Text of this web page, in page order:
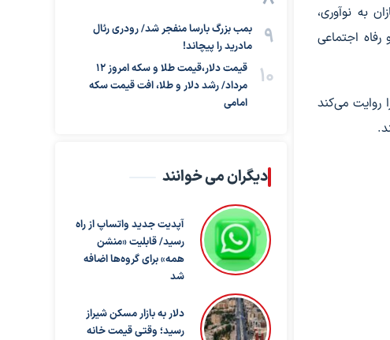
به نوآوری،
اجتماعی
روایت می‌کند
بمب بزرگ بارسا منفجر شد/ رودری رئال
مادرید را پیچاند!
قیمت دلار،قیمت طلا و سکه امروز ۱۲
مرداد/ رشد دلار و طلا، افت قیمت سکه
امامی
دیگران می خوانند
آپدیت جدید واتساپ از راه
رسید/ قابلیت «منشن
همه» برای گروه‌ها اضافه
شد
دلار به بازار مسکن شیراز
رسید؛ وقتی قیمت خانه